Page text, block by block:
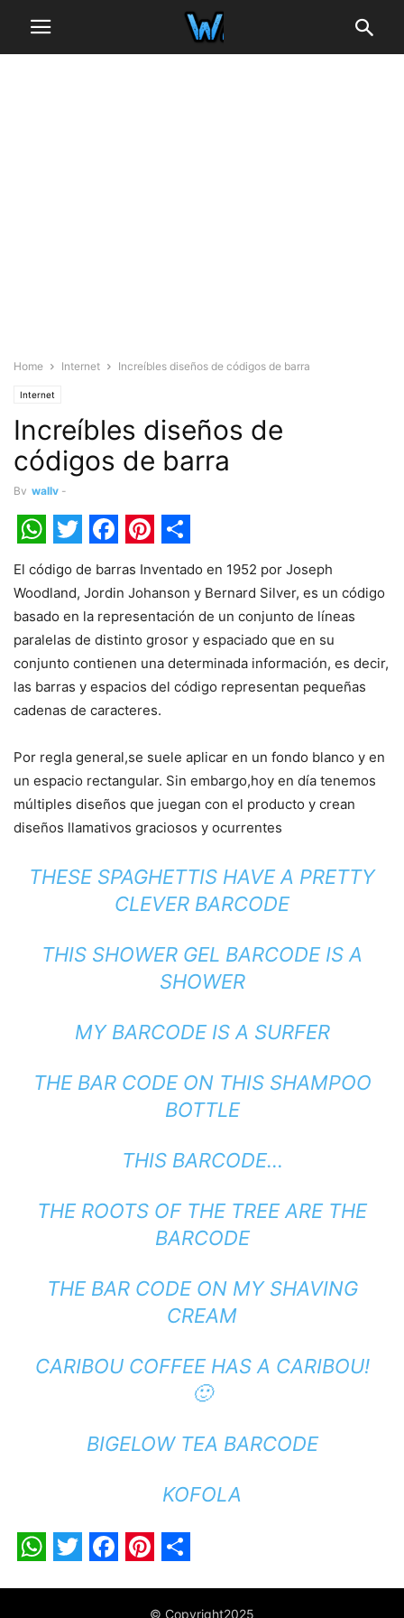
Home Internet Increíbles diseños de códigos de barra
Internet
Increíbles diseños de
códigos de barra
By wally -
WhatsApp
Twitter
Facebook
Pinterest
Share
El código de barras Inventado en 1952 por Joseph
Woodland, Jordin Johanson y Bernard Silver, es un código
basado en la representación de un conjunto de líneas
paralelas de distinto grosor y espaciado que en su
conjunto contienen una determinada información, es decir,
las barras y espacios del código representan pequeñas
cadenas de caracteres.
Por regla general,se suele aplicar en un fondo blanco y en
un espacio rectangular. Sin embargo,hoy en día tenemos
múltiples diseños que juegan con el producto y crean
diseños llamativos graciosos y ocurrentes
THESE SPAGHETTIS HAVE A PRETTY
CLEVER BARCODE
THIS SHOWER GEL BARCODE IS A
SHOWER
MY BARCODE IS A SURFER
THE BAR CODE ON THIS SHAMPOO
BOTTLE
THIS BARCODE…
THE ROOTS OF THE TREE ARE THE
BARCODE
THE BAR CODE ON MY SHAVING
CREAM
CARIBOU COFFEE HAS A CARIBOU!
🙂
BIGELOW TEA BARCODE
KOFOLA
© Copyright2025